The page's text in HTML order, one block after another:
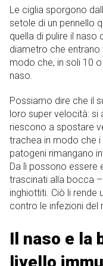
Le ciglia sporgono
setole di un pennello
quella di pulire il naso
diametro che entrano
modo che, in soli 10
naso.
Possiamo dire che il
loro super velocità: si
riescono a spostare
trachea in modo che
patogeni rimangano
Da lì possono essere
trascinati alla bocca
inghiottiti. Ciò li rende
contro le infezioni del
Il naso e la
livello